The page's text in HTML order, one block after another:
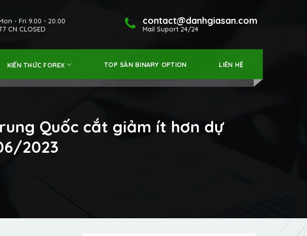
contact@danhgiasan.com
Mail Suport 24/24
- Fri 9.00 - 20.00
CN CLOSED
KIẾN THỨC FOREX TOP SÀN BINARY OPTION LIÊN HỆ
Quốc cắt giảm ít hơn dự
2023